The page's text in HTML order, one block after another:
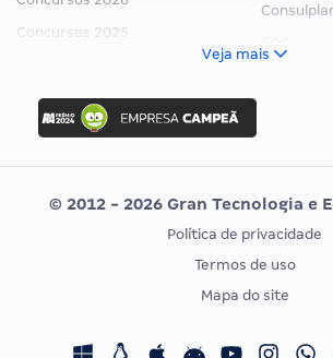
Concursos 2025
Concurso Ibama
Concurso MPU
Editais publicados
Vunesp
CONCURSOS POR PROFISSÃO
Concursos Fiscais
EXAME
Calendário
Veja mais
© 2012 - 2026 Gran Tecnologia e
Política de privacidade
Termos de uso
Mapa do site